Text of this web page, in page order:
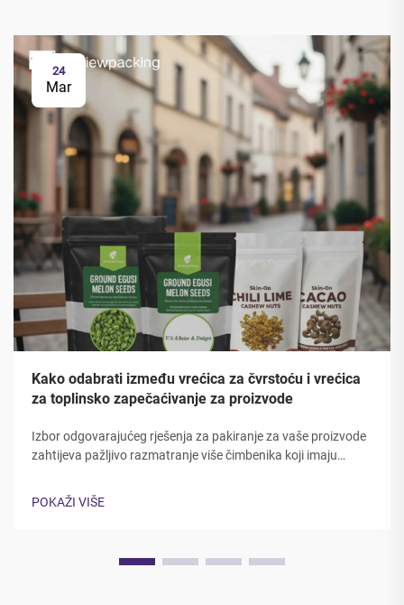
24
Mar
Kako odabrati između vrećica za čvrstoću i vrećica
za toplinsko zapečaćivanje za proizvode
Izbor odgovarajućeg rješenja za pakiranje za vaše proizvode
zahtijeva pažljivo razmatranje više čimbenika koji imaju
operativnu učinkovitost. Izbor između zip i toplinske čvrstoće
POKAŽI VIŠE